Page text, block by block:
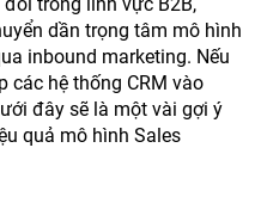
dần trọng tâm mô hình
inbound marketing. Nếu
các hệ thống CRM vào
đây sẽ là một vài gợi ý
quả mô hình Sales